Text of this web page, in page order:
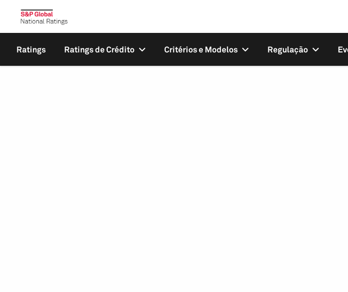
Ratings Ratings de Crédito Critérios e Modelos Regulação